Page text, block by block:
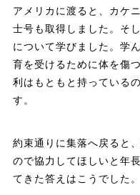
アメリカに渡ると、カケ
士号も取得しました。そ
について学びました。学
育を受けるために体を傷
利はもともと持っている
す。
約束通りに集落へ戻ると
ので協力してほしいと年
てきた答えはこうでした